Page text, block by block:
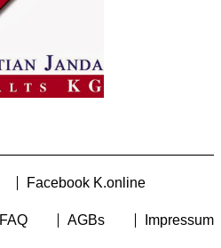
Facebook K.online
FAQ AGBs Impressum